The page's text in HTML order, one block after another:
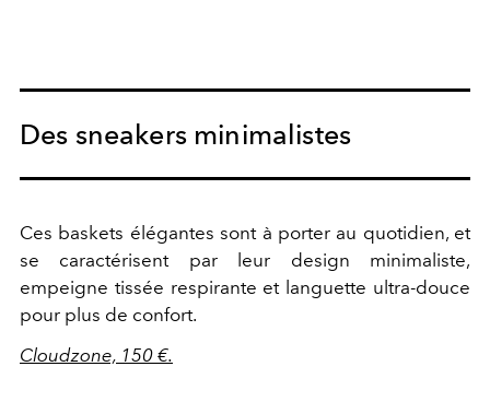
Des sneakers minimalistes
Ces baskets élégantes sont à porter au quotidien, et
se caractérisent par leur design minimaliste,
empeigne tissée respirante et languette ultra-douce
pour plus de confort.
Cloudzone, 150 €.